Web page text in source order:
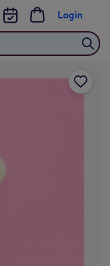
Login